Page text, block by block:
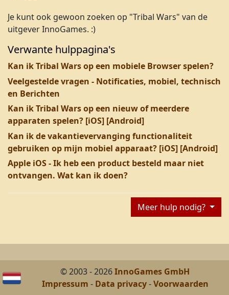
Je kunt ook gewoon zoeken op "Tribal Wars" van de
uitgever InnoGames. :)
Verwante hulppagina's
Kan ik Tribal Wars op een mobiele Browser spelen?
Veelgestelde vragen - Notificaties, mobiel, technisch
en Berichten
Kan ik Tribal Wars op een nieuw of meerdere
apparaten spelen? [iOS] [Android]
Kan ik de vakantievervanging functionaliteit
gebruiken op mijn mobiel apparaat? [iOS] [Android]
Apple iOS - Ik heb een product besteld maar niet
ontvangen. Wat kan ik doen?
Meer hulp nodig?
© 2003 - 2026InnoGames GmbH
Impressum - Data privacy-Voorwaarden